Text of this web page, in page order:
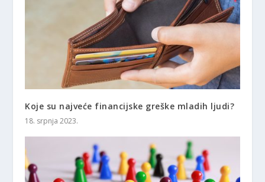
Koje su najveće financijske greške mladih ljudi?
18. srpnja 2023.